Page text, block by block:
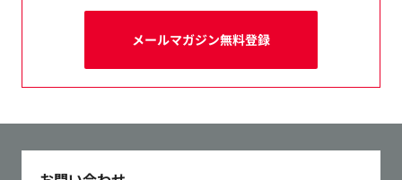
メールマガジン無料登録